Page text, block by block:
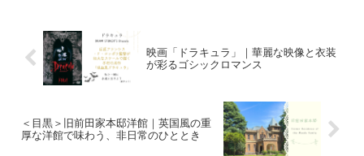
映画「ドラキュラ」｜華麗な映像と衣装
が彩るゴシックロマンス
＜目黒＞旧前田家本邸洋館｜英国風の重
厚な洋館で味わう、非日常のひととき